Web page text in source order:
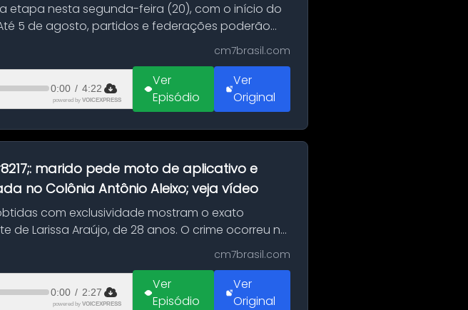
etapa nesta segunda-feira (20), com o início do
5 de agosto, partidos e federações poderão
cm7brasil.com
0:00 / 4:22
powered by VOICEXPRESS
Ver
Episódio
Ver
Original
marido pede moto de aplicativo e
no Colônia Antônio Aleixo; veja vídeo
com exclusividade mostram o exato
Larissa Araújo, de 28 anos. O crime ocorreu na
cm7brasil.com
0:00 / 2:27
powered by VOICEXPRESS
Ver
Episódio
Ver
Original